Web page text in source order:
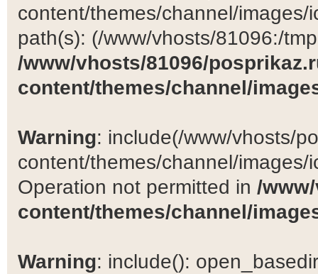
content/themes/channel/
path(s): (/www/vhosts/81096:/
/www/vhosts/81096/
content/themes/channel/
Warning: include(/www/vhosts/
content/themes/channel/
Operation not permitted in /
content/themes/channel/
Warning: include():